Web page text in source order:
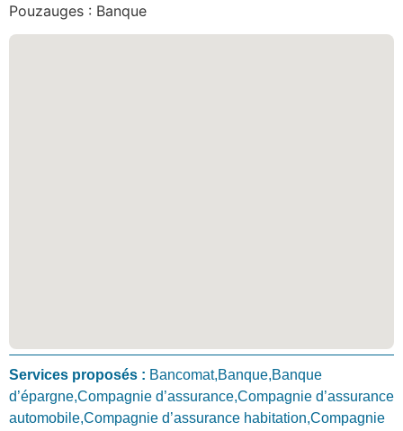
Pouzauges : Banque
Services proposés : Bancomat,Banque,Banque
d’épargne,Compagnie d’assurance,Compagnie d’assurance
automobile,Compagnie d’assurance habitation,Compagnie